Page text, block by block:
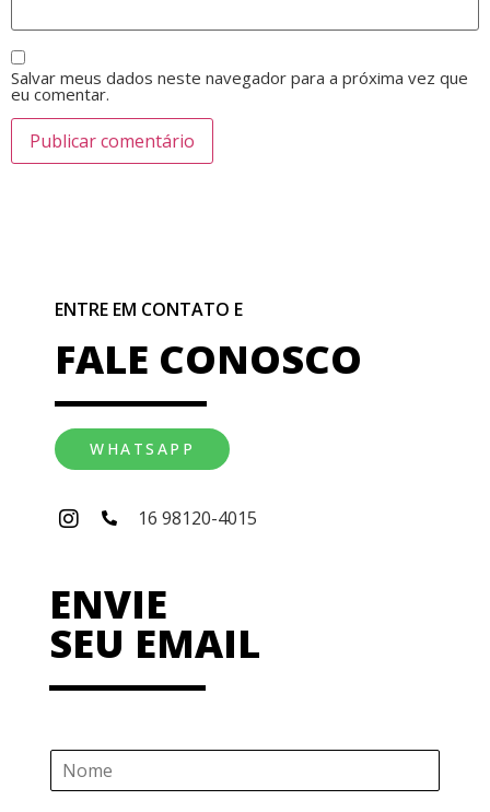
Salvar meus dados neste navegador para a próxima vez que
eu comentar.
ENTRE EM CONTATO E
FALE CONOSCO
WHATSAPP
16 98120-4015
ENVIE
SEU EMAIL
N